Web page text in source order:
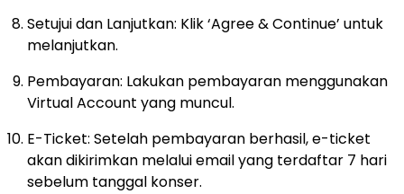
Setujui dan Lanjutkan: Klik ‘Agree & Continue’ untuk
melanjutkan.
Pembayaran: Lakukan pembayaran menggunakan
Virtual Account yang muncul.
E-Ticket: Setelah pembayaran berhasil, e-ticket
akan dikirimkan melalui email yang terdaftar 7 hari
sebelum tanggal konser.